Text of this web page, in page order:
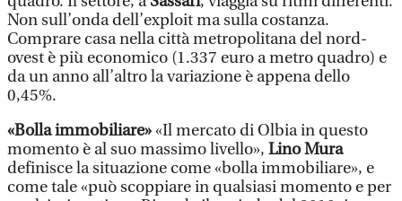
Non sull’onda dell’exploit ma sulla costanza.
Comprare casa nella città metropolitana del nord-
ovest è più economico (1.337 euro a metro quadro) e
da un anno all’altro la variazione è appena dello
0,45%.
«Bolla immobiliare»«Il mercato di Olbia in questo
momento è al suo massimo livello», Lino Mura
definisce la situazione come «bolla immobiliare», e
come tale «può scoppiare in qualsiasi momento e per